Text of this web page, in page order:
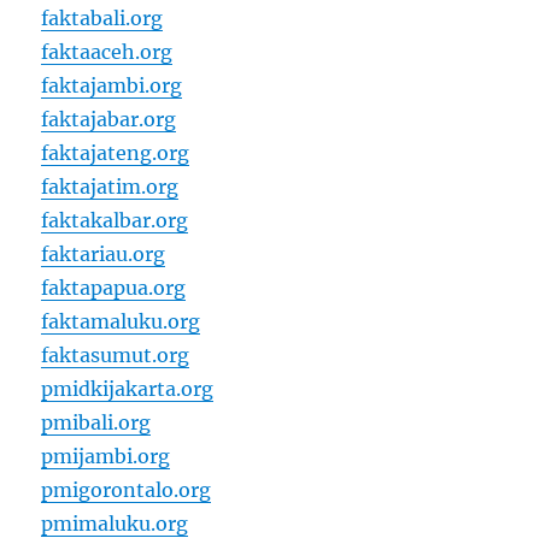
faktabali.org
faktaaceh.org
faktajambi.org
faktajabar.org
faktajateng.org
faktajatim.org
faktakalbar.org
faktariau.org
faktapapua.org
faktamaluku.org
faktasumut.org
pmidkijakarta.org
pmibali.org
pmijambi.org
pmigorontalo.org
pmimaluku.org